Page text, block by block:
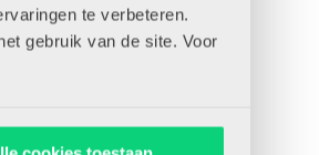
te verbeteren.
gebruik van de site. Voor